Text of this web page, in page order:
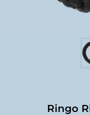
Ringo